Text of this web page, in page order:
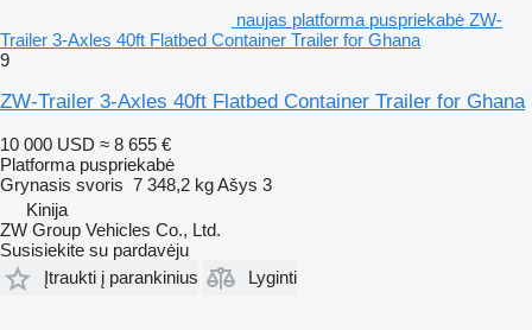
naujas platforma puspriekabė ZW-
Trailer 3-Axles 40ft Flatbed Container Trailer for Ghana
9
ZW-Trailer 3-Axles 40ft Flatbed Container Trailer for Ghana
10 000 USD ≈ 8 655 €
Platforma puspriekabė
Grynasis svoris 7 348,2 kgAšys 3
Kinija
ZW Group Vehicles Co., Ltd.
Susisiekite su pardavėju
Įtraukti į parankinius
Lyginti